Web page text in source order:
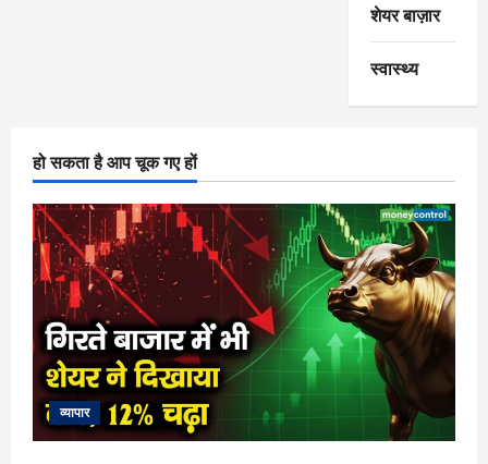
शेयर बाज़ार
स्वास्थ्य
हो सकता है आप चूक गए हों
व्यापार